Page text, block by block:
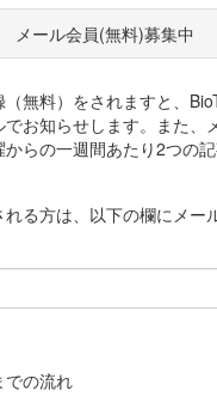
メール会員(無料)募集中
（無料）をされますと、
お知らせします。また、
らの一週間あたり2つの
る方は、以下の欄にメー
の流れ